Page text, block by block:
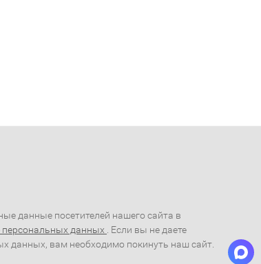
данные посетителей нашего сайта в
данных
. Если вы не даете
данных, вам необходимо покинуть наш сайт.